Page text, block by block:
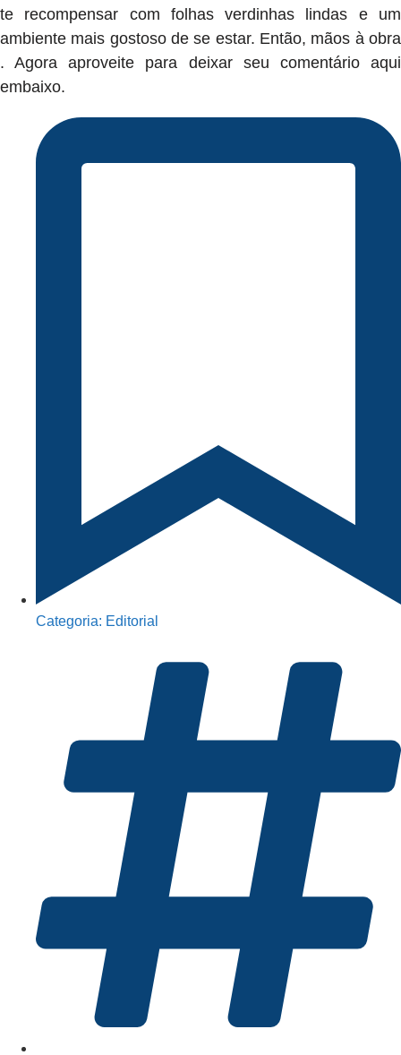
te recompensar com folhas verdinhas lindas e um
ambiente mais gostoso de se estar. Então, mãos à obra
. Agora aproveite para deixar seu comentário aqui
embaixo.
Categoria: Editorial